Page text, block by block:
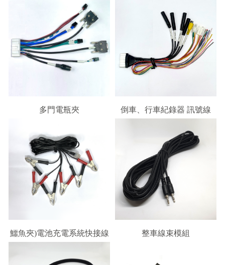
多門電瓶夾 倒車、行車紀錄器 訊號線
鱷魚夾)電池充電系統快接線 整車線束模組